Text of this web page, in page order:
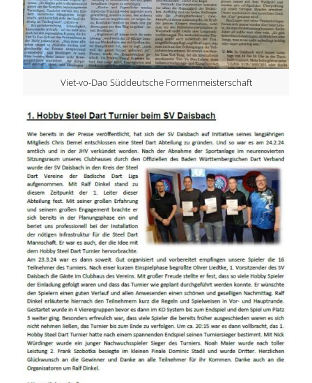
Viet-vo-Dao Süddeutsche Formenmeisterschaft